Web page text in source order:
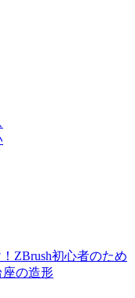
ZBrush初心者のため
の造形